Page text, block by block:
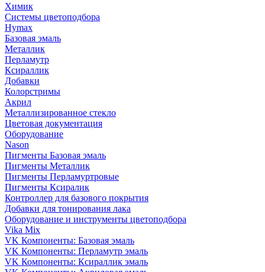
Химик
Системы цветоподбора
Hymax
Базовая эмаль
Металлик
Перламутр
Ксираллик
Добавки
Колорстримы
Акрил
Металлизированное стекло
Цветовая документация
Оборудование
Nason
Пигменты Базовая эмаль
Пигменты Металлик
Пигменты Перламуртровые
Пигменты Ксиралик
Контроллер для базового покрытия
Добавки для тонирования лака
Оборудование и инструменты цветоподбора
Vika Mix
VK Компоненты: Базовая эмаль
VK Компоненты: Перламутр эмаль
VK Компоненты: Ксираллик эмаль